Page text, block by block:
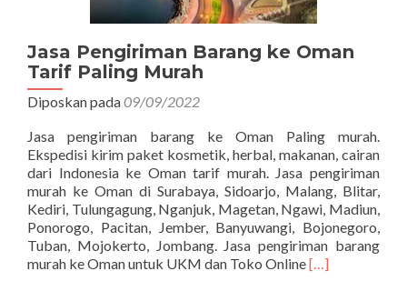
Jasa Pengiriman Barang ke Oman
Tarif Paling Murah
Diposkan pada09/09/2022
Jasa pengiriman barang ke Oman Paling murah.
Ekspedisi kirim paket kosmetik, herbal, makanan, cairan
dari Indonesia ke Oman tarif murah. Jasa pengiriman
murah ke Oman di Surabaya, Sidoarjo, Malang, Blitar,
Kediri, Tulungagung, Nganjuk, Magetan, Ngawi, Madiun,
Ponorogo, Pacitan, Jember, Banyuwangi, Bojonegoro,
Tuban, Mojokerto, Jombang. Jasa pengiriman barang
murah ke Oman untuk UKM dan Toko OnlineRead
[…]